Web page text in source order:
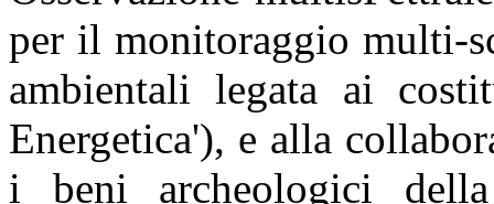
per il monitoraggio multi-
ambientali legata ai
Energetica'), e alla
i beni archeologici